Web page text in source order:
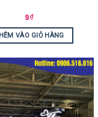
9₫
VÀO GIỎ HÀNG